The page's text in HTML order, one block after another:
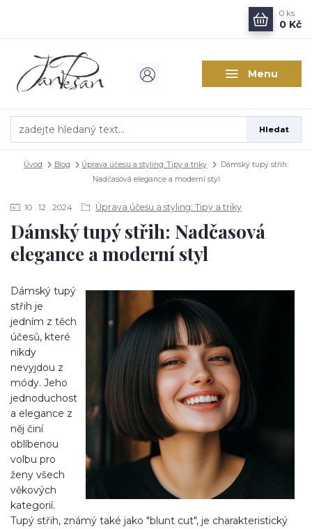
Menu
Hledat
0 ks
0 Kč
Úvod Blog Úprava účesu a styling: Tipy a triky
Dámský tupý střih:
Nadčasová elegance a moderní styl
10 12 2024 Úprava účesu a styling: Tipy a triky
Dámský tupý střih: Nadčasová
elegance a moderní styl
Dámský tupý
střih je
jedním z těch
účesů, které
nikdy
nevyjdou z
módy. Jeho
jednoduchost
a elegance z
něj činí
oblíbenou
volbu pro
ženy všech
věkových
kategorií.
Tupý střih, známý také jako "blunt cut", je charakteristický